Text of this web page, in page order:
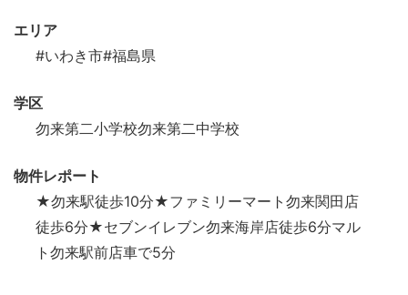
エリア
#いわき市#福島県
学区
勿来第二小学校勿来第二中学校
物件レポート
★勿来駅徒歩10分★ファミリーマート勿来関田店
徒歩6分★セブンイレブン勿来海岸店徒歩6分マル
ト勿来駅前店車で5分